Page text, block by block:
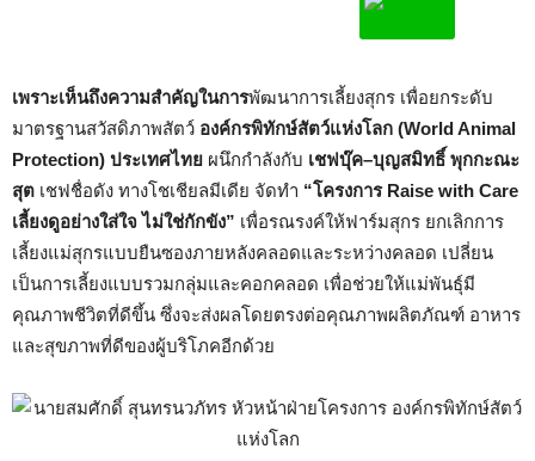
เพราะเห็นถึงความสำคัญในการพัฒนาการเลี้ยงสุกร เพื่อยกระดับ
มาตรฐานสวัสดิภาพสัตว์ องค์กรพิทักษ์สัตว์แห่งโลก (World Animal
Protection) ประเทศไทย ผนึกกำลังกับ เชฟบุ๊ค–บุญสมิทธิ์ พุกกะณะ
สุต เชฟชื่อดัง ทางโชเชียลมีเดีย จัดทำ “โครงการ Raise with Care
เลี้ยงดูอย่างใส่ใจ ไม่ใช่กักขัง” เพื่อรณรงค์ให้ฟาร์มสุกร ยกเลิกการ
เลี้ยงแม่สุกรแบบยืนซองภายหลังคลอดและระหว่างคลอด เปลี่ยน
เป็นการเลี้ยงแบบรวมกลุ่มและคอกคลอด เพื่อช่วยให้แม่พันธุ์มี
คุณภาพชีวิตที่ดีขึ้น ซึ่งจะส่งผลโดยตรงต่อคุณภาพผลิตภัณฑ์ อาหาร
และสุขภาพที่ดีของผู้บริโภคอีกด้วย